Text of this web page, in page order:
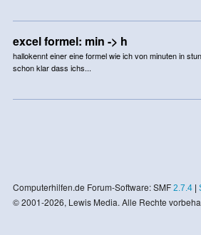
excel formel: min -> h
hallokennt einer eine formel wie ich von minuten in
schon klar dass ichs...
Computerhilfen.de Forum-Software: SMF 2.7.4|
© 2001-2026, Lewis Media. Alle Rechte